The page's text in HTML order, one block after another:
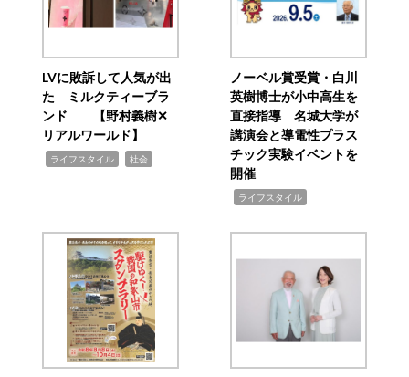
LVに敗訴して人気が出
た ミルクティーブラ
ンド 【野村義樹✕
リアルワールド】
ライフスタイル 社会
ノーベル賞受賞・白川
英樹博士が小中高生を
直接指導 名城大学が
講演会と導電性プラス
チック実験イベントを
開催
ライフスタイル